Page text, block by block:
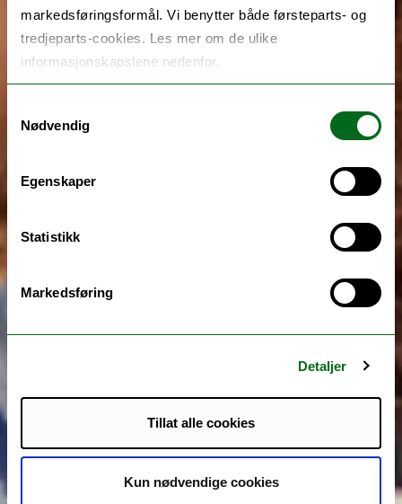
markedsføringsformål. Vi benytter både førsteparts- og
tredjeparts-cookies. Les mer om de ulike
informasjonskapslene nedenfor.
Nødvendig
Egenskaper
Statistikk
Markedsføring
Detaljer
Tillat alle cookies
Kun nødvendige cookies